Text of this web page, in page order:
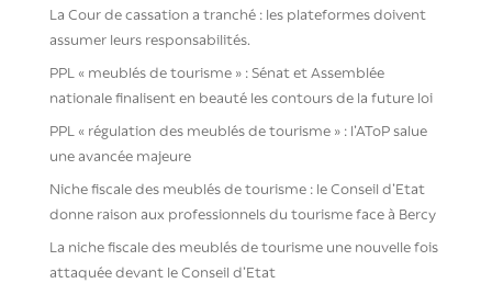
La Cour de cassation a tranché : les plateformes doivent
assumer leurs responsabilités.
PPL « meublés de tourisme » : Sénat et Assemblée
nationale finalisent en beauté les contours de la future loi
PPL « régulation des meublés de tourisme » : l’AToP salue
une avancée majeure
Niche fiscale des meublés de tourisme : le Conseil d’Etat
donne raison aux professionnels du tourisme face à Bercy
La niche fiscale des meublés de tourisme une nouvelle fois
attaquée devant le Conseil d’Etat